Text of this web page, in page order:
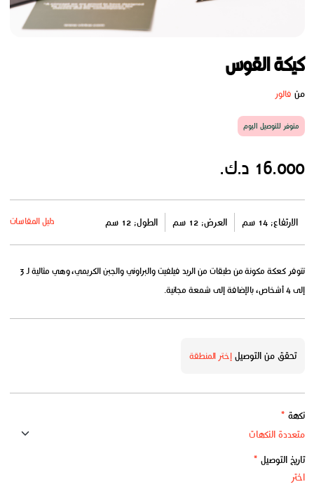
كيكة القوس
من فالور
متوفر للتوصيل اليوم
16.000 د.ك.
الارتفاع: 14 سم العرض: 12 سم الطول: 12 سم دليل المقاسات
تتوفر كعكة مكونة من طبقات من الريد فيلفيت والبراوني والجبن الكريمي، وهي مثالية لـ 3
إلى 4 أشخاص، بالإضافة إلى شمعة مجانية.
تحقق من التوصيلإختر المنطقة
نكهة *
تاريخ التوصيل *